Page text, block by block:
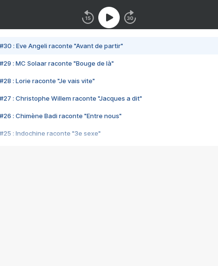
#30 : Eve Angeli raconte "Avant de partir"
#29 : MC Solaar raconte "Bouge de là"
#28 : Lorie raconte "Je vais vite"
#27 : Christophe Willem raconte "Jacques a dit"
#26 : Chimène Badi raconte "Entre nous"
#25 : Indochine raconte "3e sexe"